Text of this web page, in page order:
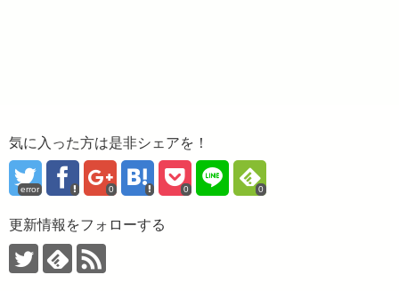
気に入った方は是非シェアを！
error 0 0 0
更新情報をフォローする